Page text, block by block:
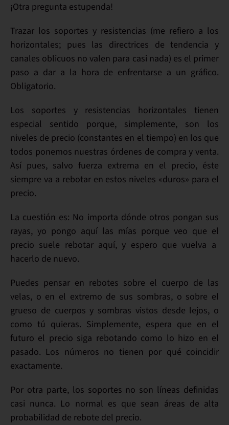
¡Otra pregunta estupenda!
Trazar los soportes y resistencias (me refiero a los
horizontales; pues las directrices de tendencia y
canales oblicuos no valen para casi nada) es el primer
paso a dar a la hora de enfrentarse a un gráfico.
Obligatorio.
Los soportes y resistencias horizontales tienen
especial sentido porque, simplemente, son los
niveles de precio (constantes en el tiempo) en los que
todos ponemos nuestras órdenes de compra y venta.
Así pues, salvo fuerza extrema en el precio, éste
siempre va a rebotar en estos niveles «duros» para el
precio.
La cuestión es: No importa dónde otros pongan sus
rayas, yo pongo aquí las mías porque veo que el
precio suele rebotar aquí, y espero que vuelva a
hacerlo de nuevo.
Puedes pensar en rebotes sobre el cuerpo de las
velas, o en el extremo de sus sombras, o sobre el
grueso de cuerpos y sombras vistos desde lejos, o
como tú quieras. Simplemente, espera que en el
futuro el precio siga rebotando como lo hizo en el
pasado. Los números no tienen por qué coincidir
exactamente.
Por otra parte, los soportes no son líneas definidas
casi nunca. Lo normal es que sean áreas de alta
probabilidad de rebote del precio.